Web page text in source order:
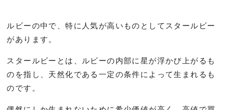
ルビーの中で、特に人気が高いものとしてスタールビー
があります。
スタールビーとは、ルビーの内部に星が浮かび上がるも
のを指し、天然化である一定の条件によって生まれるも
のです。